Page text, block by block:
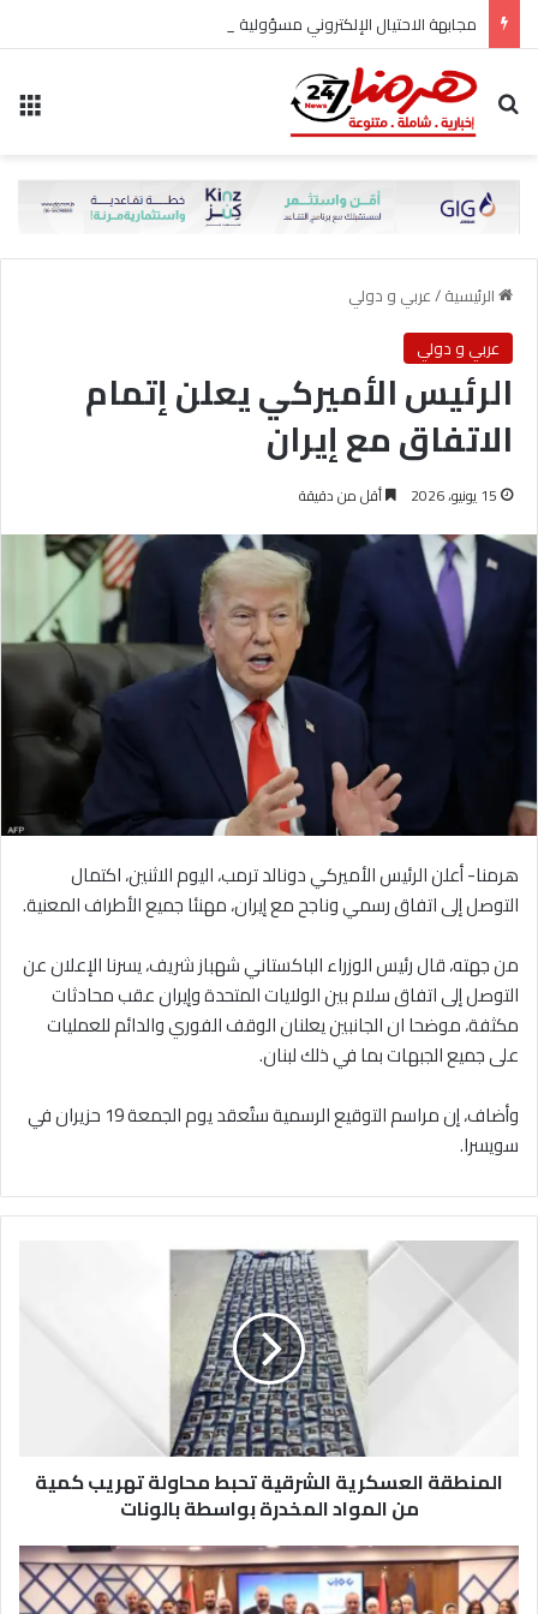
مجابهة الاحتيال الإلكتروني مسؤولية مشتركة
بحث عن
الرئيسية/عربي و دولي
عربي و دولي
الرئيس الأميركي يعلن إتمام
الاتفاق مع إيران
15 يونيو، 2026 أقل من دقيقة
هرمنا- أعلن الرئيس الأميركي دونالد ترمب، اليوم الاثنين، اكتمال
التوصل إلى اتفاق رسمي وناجح مع إيران، مهنئا جميع الأطراف المعنية.
من جهته، قال رئيس الوزراء الباكستاني شهباز شريف، يسرنا الإعلان عن
التوصل إلى اتفاق سلام بين الولايات المتحدة وإيران عقب محادثات
مكثفة، موضحا ان الجانبين يعلنان الوقف الفوري والدائم للعمليات
على جميع الجبهات بما في ذلك لبنان.
وأضاف، إن مراسم التوقيع الرسمية ستُعقد يوم الجمعة 19 حزيران في
سويسرا.
ر
ة
المنطقة العسكرية الشرقية تحبط محاولة تهريب كمية
من المواد المخدرة بواسطة بالونات
ت
ج
ا